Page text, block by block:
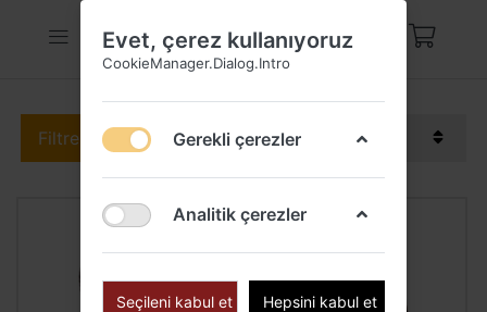
Filtre Sırala
Evet, çerez kullanıyoruz
CookieManager.Dialog.Intro
Gerekli çerezler
Analitik çerezler
Seçileni kabul et Hepsini kabul et